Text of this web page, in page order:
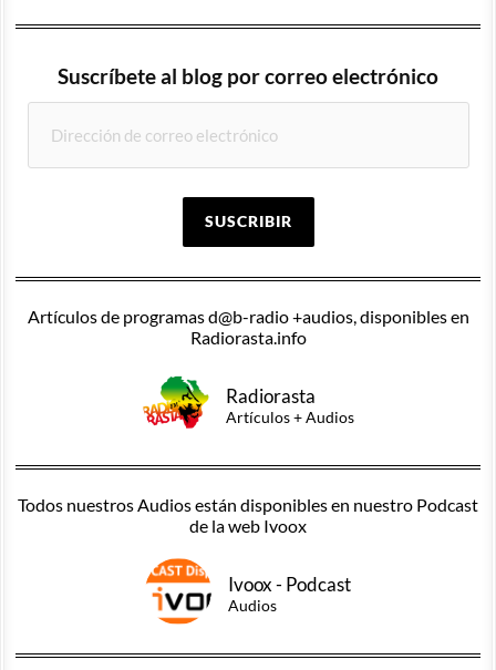
Suscríbete al blog por correo electrónico
SUSCRIBIR
Artículos de programas d@b-radio +audios, disponibles en
Radiorasta.info
Radiorasta
Artículos + Audios
Todos nuestros Audios están disponibles en nuestro Podcast
de la web Ivoox
Ivoox - Podcast
Audios